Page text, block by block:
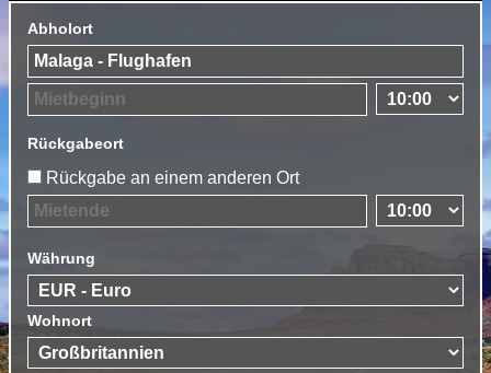
Abholort
Rückgabeort
Rückgabe an einem anderen Ort
Währung
Wohnort